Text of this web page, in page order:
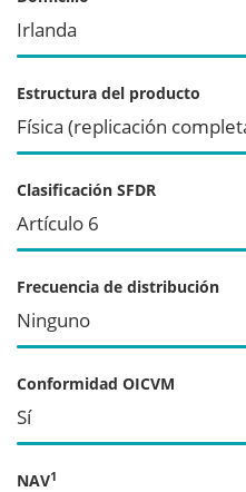
Irlanda
Estructura del producto
Física (replicación
Clasificación SFDR
Artículo 6
Frecuencia de distribución
Ninguno
Conformidad OICVM
Sí
NAV1